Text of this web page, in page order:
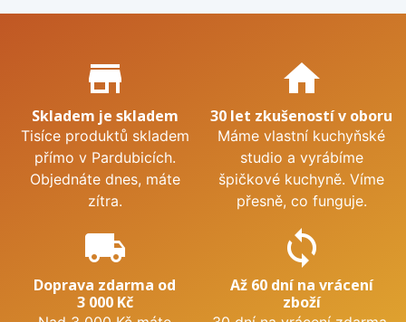
Proč nakupovat u nás?
store_mall_directory
Skladem je skladem
Tisíce produktů skladem
přímo v Pardubicích.
Objednáte dnes, máte
zítra.
home
30 let zkušeností v oboru
Máme vlastní kuchyňské
studio a vyrábíme
špičkové kuchyně. Víme
přesně, co funguje.
local_shipping
Doprava zdarma od
3 000 Kč
sync
Až 60 dní na vrácení
zboží